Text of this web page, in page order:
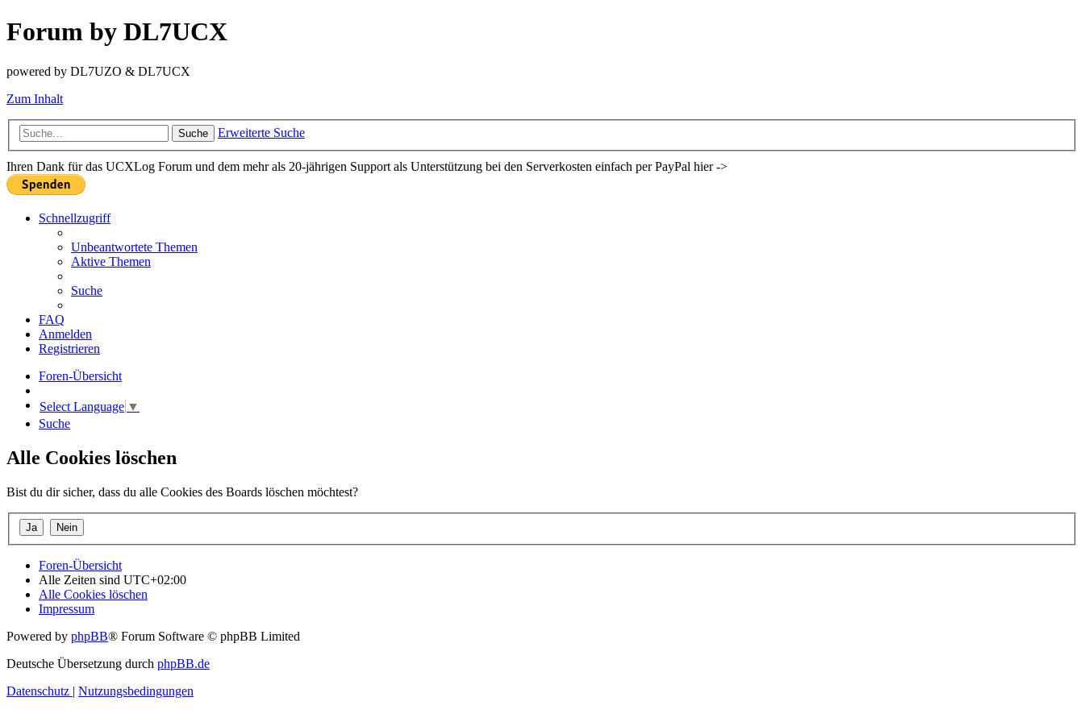
Forum by DL7UCX
powered by DL7UZO & DL7UCX
Zum Inhalt
Suche Erweiterte Suche
Ihren Dank für das UCXLog Forum und dem mehr als 20-jährigen Support als Unterstützung bei den Serverkosten einfach per PayPal hier ->
Schnellzugriff
Unbeantwortete Themen
Aktive Themen
Suche
FAQ
Anmelden
Registrieren
Foren-Übersicht
Select Language ▼
Suche
Alle Cookies löschen
Bist du dir sicher, dass du alle Cookies des Boards löschen möchtest?
Foren-Übersicht
Alle Zeiten sind UTC+02:00
Alle Cookies löschen
Impressum
Powered by phpBB® Forum Software © phpBB Limited
Deutsche Übersetzung durch phpBB.de
Datenschutz | Nutzungsbedingungen